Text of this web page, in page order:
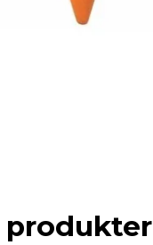
produkter